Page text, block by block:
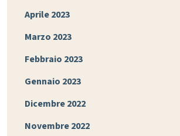
Aprile 2023
Marzo 2023
Febbraio 2023
Gennaio 2023
Dicembre 2022
Novembre 2022